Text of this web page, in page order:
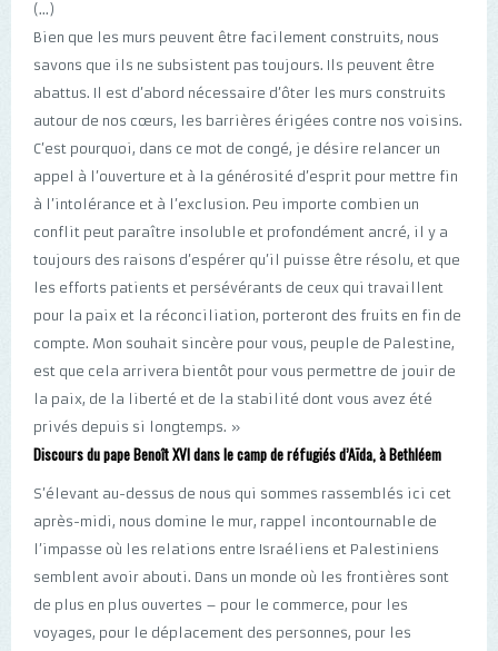
(...)
Bien que les murs peuvent être facilement construits, nous
savons que ils ne subsistent pas toujours. Ils peuvent être
abattus. Il est d’abord nécessaire d’ôter les murs construits
autour de nos cœurs, les barrières érigées contre nos voisins.
C’est pourquoi, dans ce mot de congé, je désire relancer un
appel à l’ouverture et à la générosité d’esprit pour mettre fin
à l’intolérance et à l’exclusion. Peu importe combien un
conflit peut paraître insoluble et profondément ancré, il y a
toujours des raisons d’espérer qu’il puisse être résolu, et que
les efforts patients et persévérants de ceux qui travaillent
pour la paix et la réconciliation, porteront des fruits en fin de
compte. Mon souhait sincère pour vous, peuple de Palestine,
est que cela arrivera bientôt pour vous permettre de jouir de
la paix, de la liberté et de la stabilité dont vous avez été
privés depuis si longtemps. »
Discours du pape Benoît XVI dans le camp de réfugiés d’Aïda, à Bethléem
S’élevant au-dessus de nous qui sommes rassemblés ici cet
après-midi, nous domine le mur, rappel incontournable de
l’impasse où les relations entre Israéliens et Palestiniens
semblent avoir abouti. Dans un monde où les frontières sont
de plus en plus ouvertes – pour le commerce, pour les
voyages, pour le déplacement des personnes, pour les